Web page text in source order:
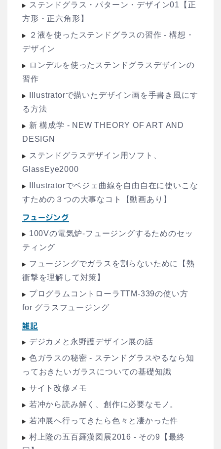
ステンドグラス・パターン・デザイン01【正
方形・正六角形】
２液を使ったステンドグラスの習作 - 構想・
デザイン
ロンデルを使ったステンドグラスデザインの
習作
Illustratorで描いたデザイン画を手書き風にす
る方法
新 構成学 - NEW THEORY OF ART AND
DESIGN
ステンドグラスデザイン用ソフト、
GlassEye2000
Illustratorでベジェ曲線を自由自在に使いこな
すための３つの大事なコト【動画あり】
フュージング
100Vの電気炉-フュージングするためのセッ
ティング
フュージングでガラスを割らないために【熱
衝撃を理解して対策】
プログラムコントローラTTM-339の使い方
for グラスフュージング
雑記
デジカメと永野護デザイン展の話
色ガラスの秘密 - ステンドグラスやるなら知
っておきたいガラスについての基礎知識
サイト改修メモ
若冲から読み解く、創作に必要なモノ。
若冲展へ行ってきたら色々と凄かった件
村上隆の五百羅漢図展2016 - その9【最終